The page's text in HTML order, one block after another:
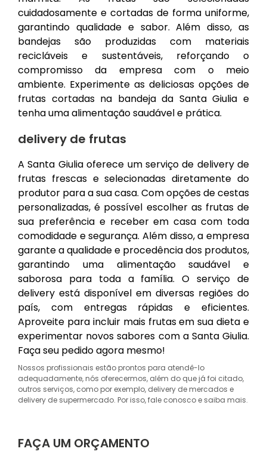
cuidadosamente e cortadas de forma uniforme,
garantindo qualidade e sabor. Além disso, as
bandejas são produzidas com materiais
recicláveis e sustentáveis, reforçando o
compromisso da empresa com o meio
ambiente. Experimente as deliciosas opções de
frutas cortadas na bandeja da Santa Giulia e
tenha uma alimentação saudável e prática.
delivery de frutas
A Santa Giulia oferece um serviço de delivery de
frutas frescas e selecionadas diretamente do
produtor para a sua casa. Com opções de cestas
personalizadas, é possível escolher as frutas de
sua preferência e receber em casa com toda
comodidade e segurança. Além disso, a empresa
garante a qualidade e procedência dos produtos,
garantindo uma alimentação saudável e
saborosa para toda a família. O serviço de
delivery está disponível em diversas regiões do
país, com entregas rápidas e eficientes.
Aproveite para incluir mais frutas em sua dieta e
experimentar novos sabores com a Santa Giulia.
Faça seu pedido agora mesmo!
Nossos profissionais estão prontos para atendê-lo
adequadamente, nós oferecermos, além do que já foi citado,
outros serviços, como por exemplo, delivery de mercados e
delivery de supermercado. Por isso, fale conosco e saiba mais.
FAÇA UM ORÇAMENTO